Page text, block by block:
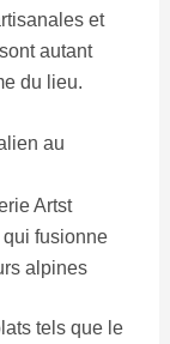
et
autant
du lieu.
au
Artst
qui fusionne
alpines
tels que le